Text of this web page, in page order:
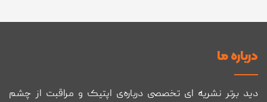
درباره ما
دید برتر نشریه ای تخصصی درباره‌ی اپتیک و مراقبت از چشم